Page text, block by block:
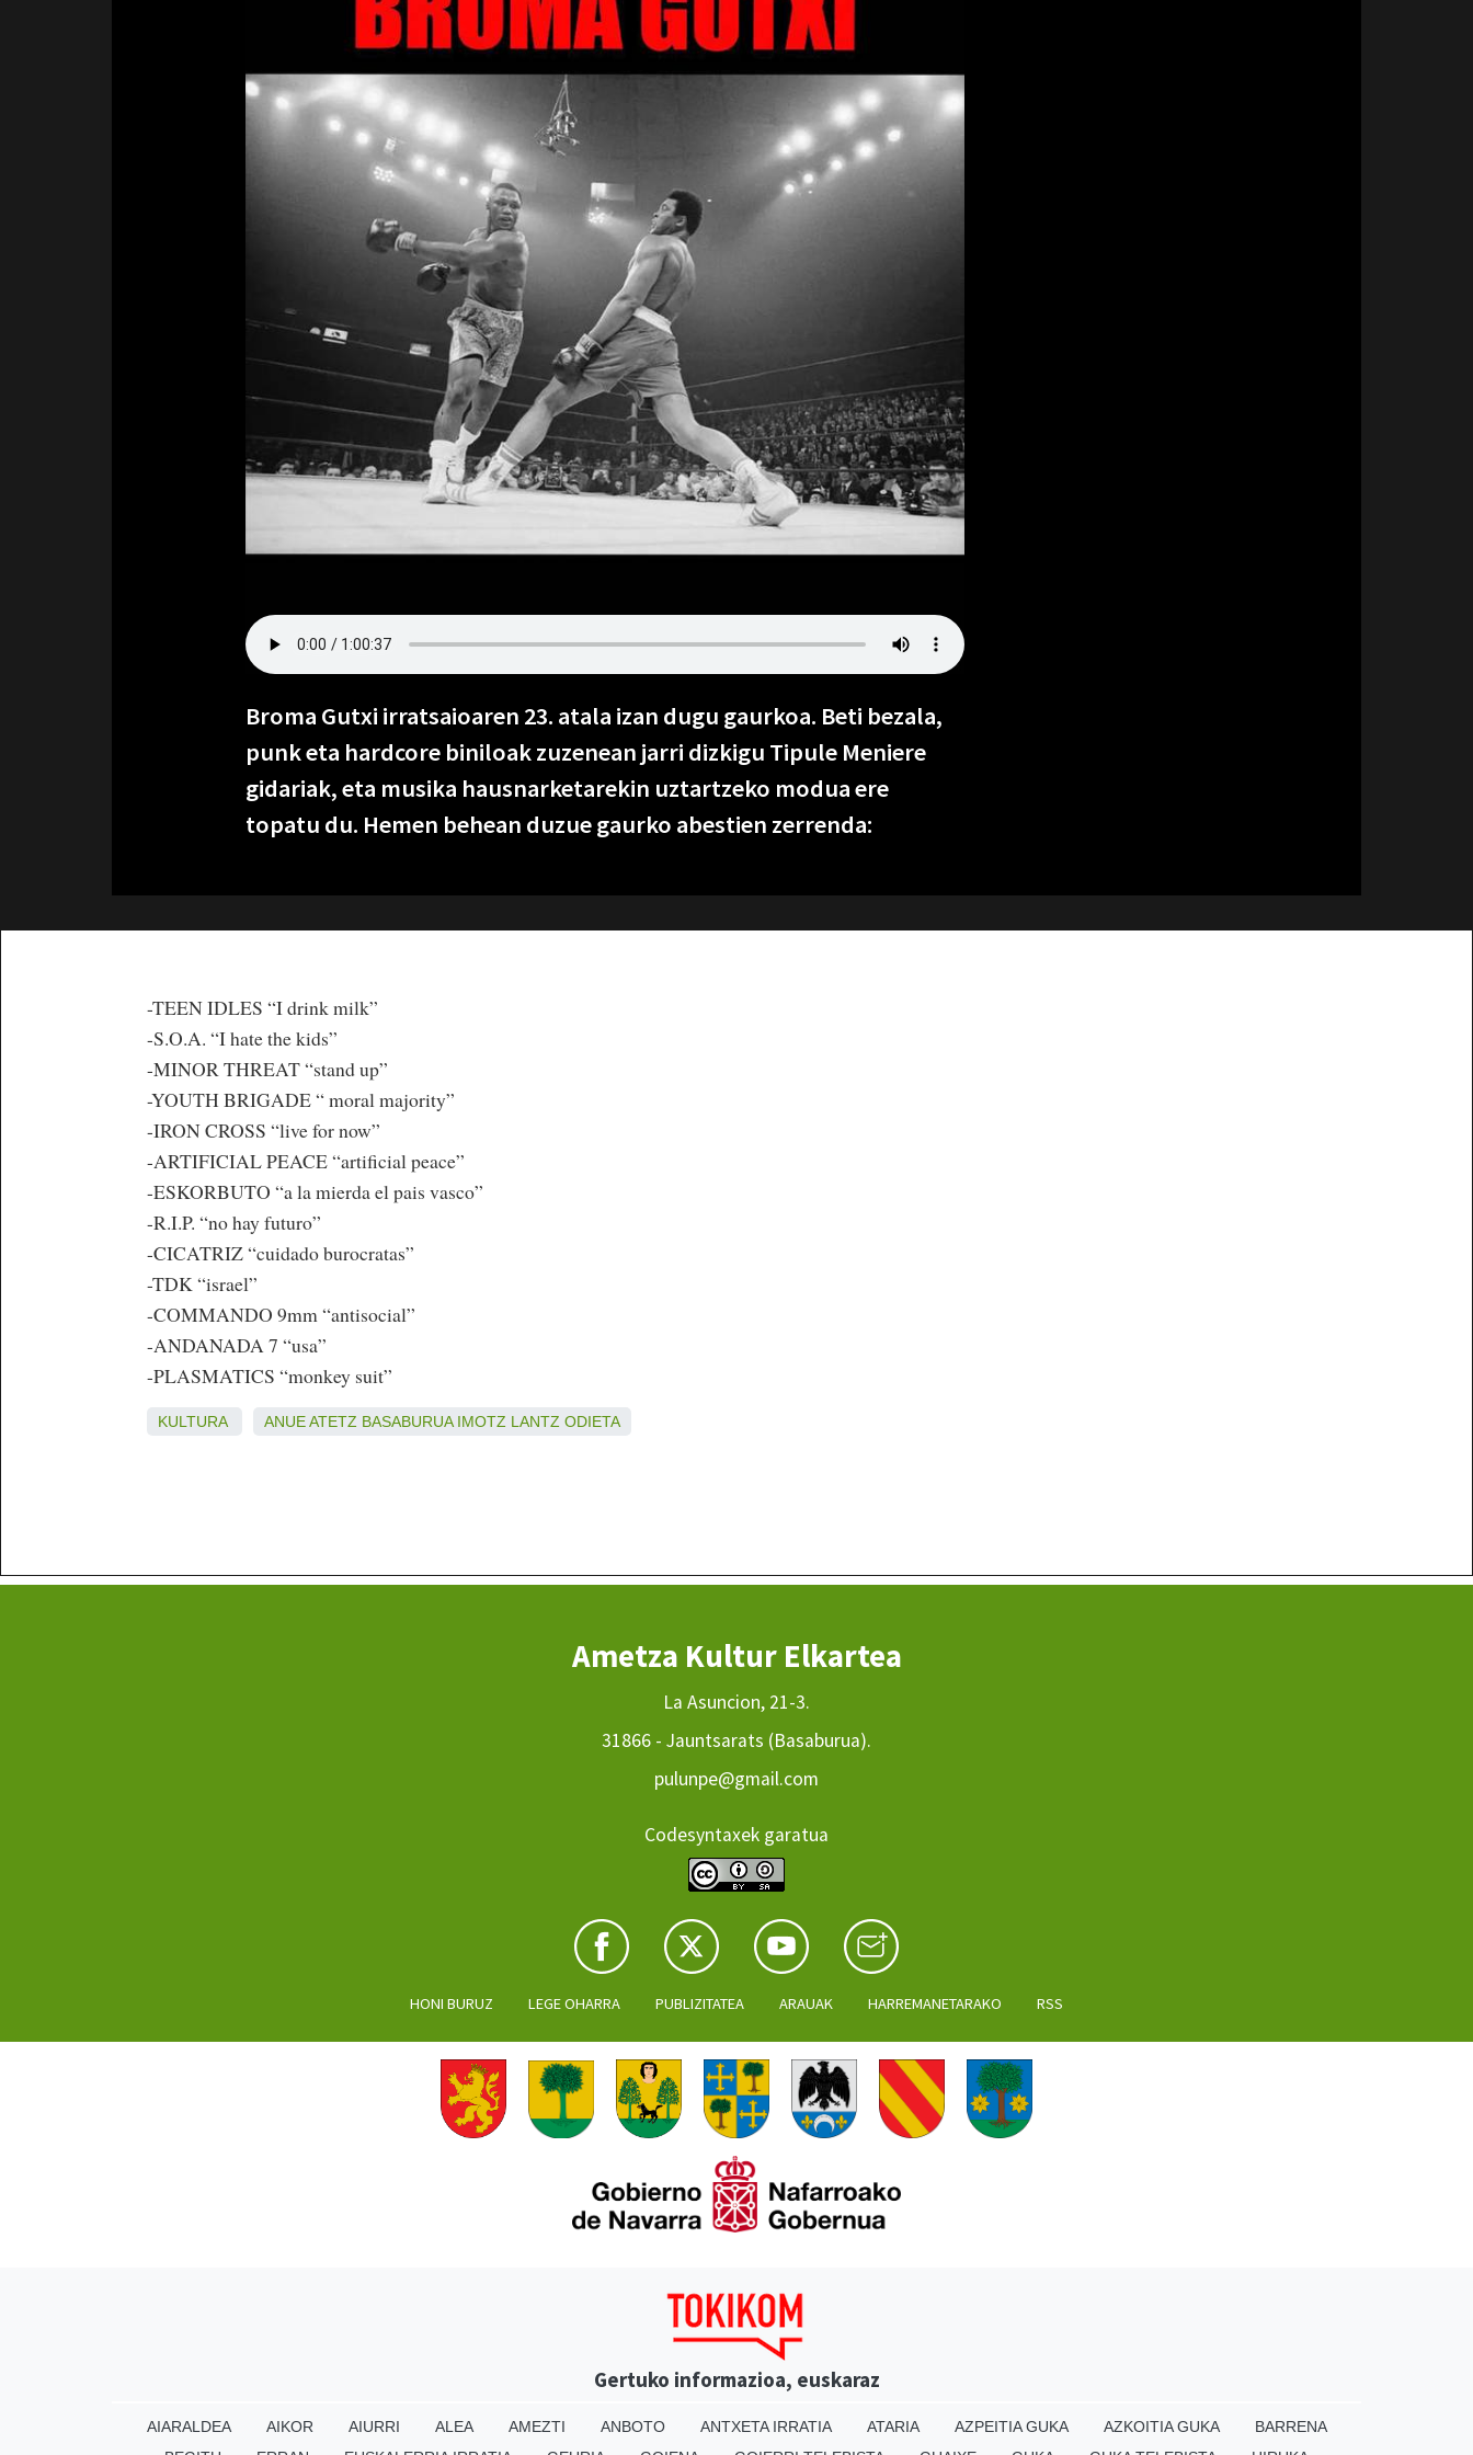
Broma Gutxi irratsaioaren 23. atala izan dugu gaurkoa. Beti bezala,
punk eta hardcore biniloak zuzenean jarri dizkigu Tipule Meniere
gidariak, eta musika hausnarketarekin uztartzeko modua ere
topatu du. Hemen behean duzue gaurko abestien zerrenda:
-TEEN IDLES “I drink milk”
-S.O.A. “I hate the kids”
-MINOR THREAT “stand up”
-YOUTH BRIGADE “ moral majority”
-IRON CROSS “live for now”
-ARTIFICIAL PEACE “artificial peace”
-ESKORBUTO “a la mierda el pais vasco”
-R.I.P. “no hay futuro”
-CICATRIZ “cuidado burocratas”
-TDK “israel”
-COMMANDO 9mm “antisocial”
-ANDANADA 7 “usa”
-PLASMATICS “monkey suit”
KULTURA ANUEATETZ BASABURUA IMOTZ LANTZ ODIETA
Ametza Kultur Elkartea
La Asuncion, 21-3.
31866 - Jauntsarats (Basaburua).
pulunpe@gmail.com
Codesyntaxek garatua
HONI BURUZ LEGE OHARRA PUBLIZITATEA ARAUAK HARREMANETARAKO RSS
Gertuko informazioa, euskaraz
AIARALDEA AIKOR AIURRI ALEA AMEZTI ANBOTO ANTXETA IRRATIA ATARIA AZPEITIA GUKA AZKOITIA GUKA
BARRENA